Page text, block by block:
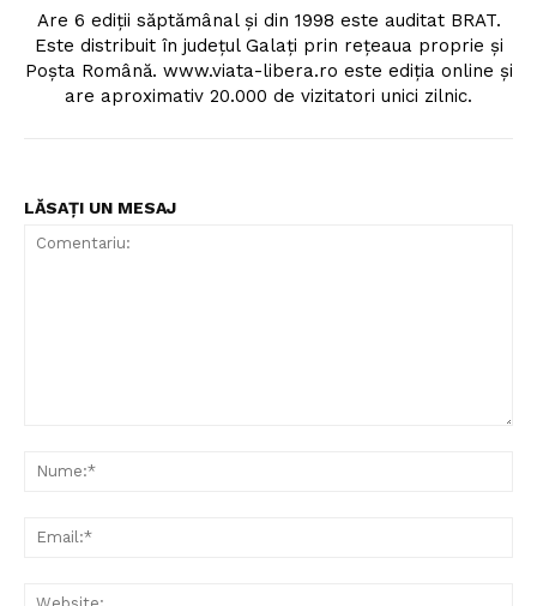
Are 6 ediții săptămânal și din 1998 este auditat BRAT.
Este distribuit în județul Galați prin rețeaua proprie și
Poșta Română. www.viata-libera.ro este ediția online și
are aproximativ 20.000 de vizitatori unici zilnic.
LĂSAȚI UN MESAJ